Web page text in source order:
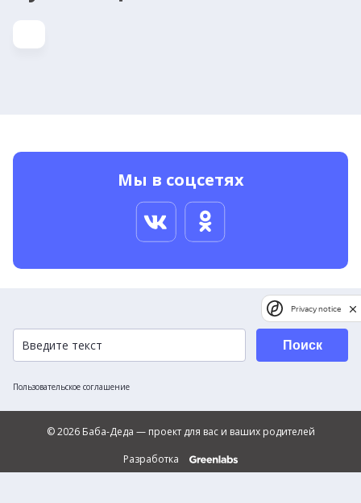
Мы в соцсетях
Пользовательское соглашение
Поиск
© 2026 Баба-Деда — проект для вас и ваших родителей
Разработка
Privacy notice